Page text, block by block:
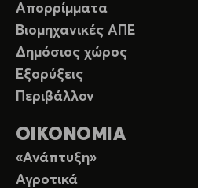
Απορρίμματα
Βιομηχανικές ΑΠΕ
Δημόσιος χώρος
Εξορύξεις
Περιβάλλον
ΟΙΚΟΝΟΜΙΑ
«Ανάπτυξη»
Αγροτικά